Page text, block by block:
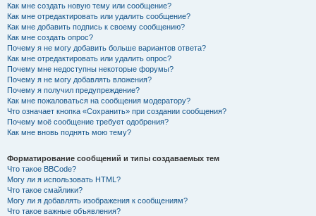
Как мне создать новую тему или сообщение?
Как мне отредактировать или удалить сообщение?
Как мне добавить подпись к своему сообщению?
Как мне создать опрос?
Почему я не могу добавить больше вариантов ответа?
Как мне отредактировать или удалить опрос?
Почему мне недоступны некоторые форумы?
Почему я не могу добавлять вложения?
Почему я получил предупреждение?
Как мне пожаловаться на сообщения модератору?
Что означает кнопка «Сохранить» при создании сообщения?
Почему моё сообщение требует одобрения?
Как мне вновь поднять мою тему?
Форматирование сообщений и типы создаваемых тем
Что такое BBCode?
Могу ли я использовать HTML?
Что такое смайлики?
Могу ли я добавлять изображения к сообщениям?
Что такое важные объявления?